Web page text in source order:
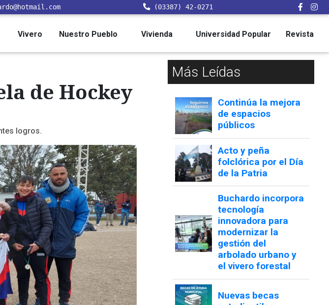
(03387) 42-0271
Vivero Nuestro Pueblo Vivienda Universidad Popular Revista
de Hockey
logros.
Más Leídas